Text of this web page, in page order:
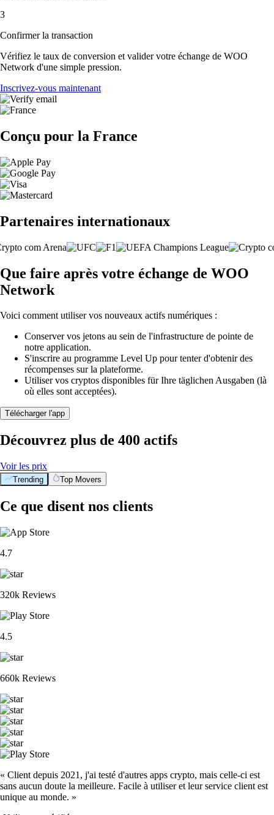
3
Confirmer la transaction
Vérifiez le taux de conversion et valider votre échange de WOO
Network d'une simple pression.
Inscrivez-vous maintenant
Conçu pour la France
Partenaires internationaux
Que faire après votre échange de WOO
Network
Voici comment utiliser vos nouveaux actifs numériques :
Conserver vos jetons au sein de l'infrastructure de pointe de
notre application.
S'inscrire au programme Level Up pour tenter d'obtenir des
récompenses sur la plateforme.
Utiliser vos cryptos disponibles für Ihre täglichen Ausgaben (là
où elles sont acceptées).
Télécharger l'app
Découvrez plus de 400 actifs
Voir les prix
Trending Top Movers
Ce que disent nos clients
4.7
320k Reviews
4.5
660k Reviews
« Client depuis 2021, j'ai testé d'autres apps crypto, mais celle-ci est
sans aucun doute la meilleure. Facile à utiliser et leur service client est
unique au monde. »